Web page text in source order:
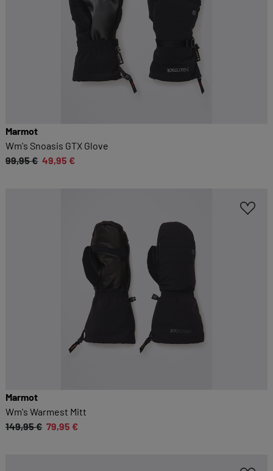
Marmot
Wm's Snoasis GTX Glove
99,95 € 49,95 €
Marmot
Wm's Warmest Mitt
149,95 € 79,95 €